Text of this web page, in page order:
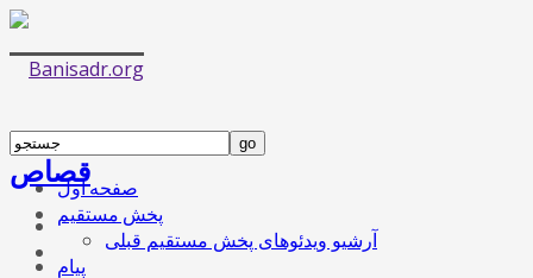
صفحه اول
پخش مستقیم
آرشیو ویدئوهای پخش مستقیم قبلی
پیام
قصاص